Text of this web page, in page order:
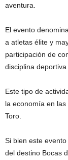
aventura.
El evento
a atletas élite y
participación de
disciplina
Este tipo de
la economía en
Toro.
Si bien este
del destino Bocas